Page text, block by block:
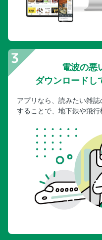
電波の悪
ダウンロードし
アプリなら、読みたい雑
することで、地下鉄や飛行